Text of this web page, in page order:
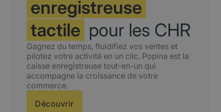
enregistreuse
tactile pour les CHR
Gagnez du temps, fluidifiez vos ventes et
pilotez votre activité en un clic. Popina est la
caisse enregistreuse tout-en-un qui
accompagne la croissance de votre
commerce.
Découvrir